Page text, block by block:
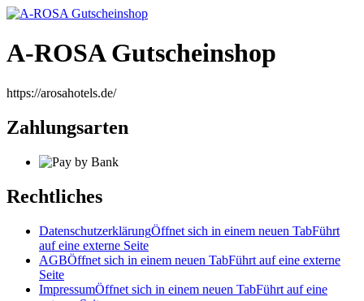
A-ROSA Gutscheinshop
https://arosahotels.de/
Zahlungsarten
Rechtliches
DatenschutzerklärungÖffnet sich in einem neuen TabFührt
auf eine externe Seite
AGBÖffnet sich in einem neuen TabFührt auf eine externe
Seite
ImpressumÖffnet sich in einem neuen TabFührt auf eine